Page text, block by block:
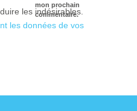
mon prochain
commentaire.
les indésirables.
les données de vos